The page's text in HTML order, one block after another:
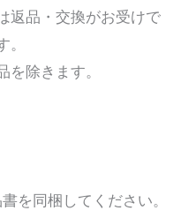
返品・交換がお受けで
を除きます。
を同梱してください。